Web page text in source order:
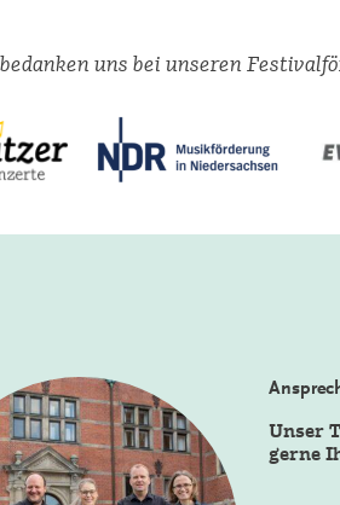
uns bei unseren
Unser
gerne